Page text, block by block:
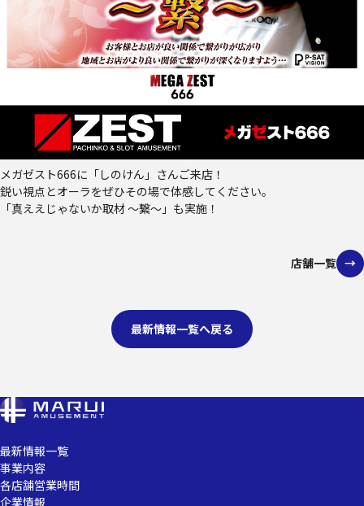
メガゼスト666に「しのけん」さんご来店！
鋭い視点とオーラをぜひその場で体感してください。
「真ええじゃないか取材 ～繋～」も実施！
店舗一覧
最新情報一覧へ戻る
最新情報一覧
事業内容
各店舗営業時間
企業情報